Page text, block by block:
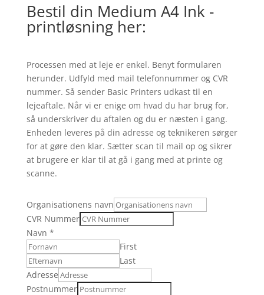
Bestil din Medium A4 Ink -
printløsning her:
Processen med at leje er enkel. Benyt formularen
herunder. Udfyld med mail telefonnummer og CVR
nummer. Så sender Basic Printers udkast til en
lejeaftale. Når vi er enige om hvad du har brug for,
så underskriver du aftalen og du er næsten i gang.
Enheden leveres på din adresse og teknikeren sørger
for at gøre den klar. Sætter scan til mail op og sikrer
at brugere er klar til at gå i gang med at printe og
scanne.
Organisationens navn
CVR Nummer
Navn *
First
Last
Adresse
Postnummer